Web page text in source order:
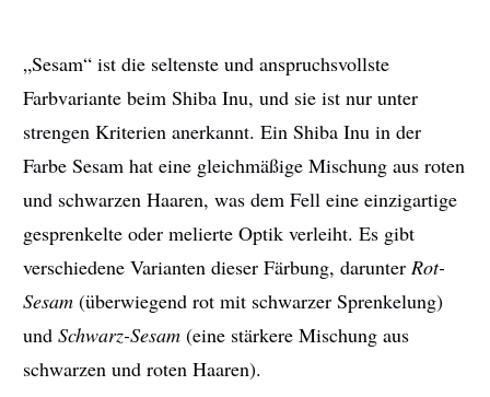
„Sesam“ ist die seltenste und anspruchsvollste
Farbvariante beim Shiba Inu, und sie ist nur unter
strengen Kriterien anerkannt. Ein Shiba Inu in der
Farbe Sesam hat eine gleichmäßige Mischung aus roten
und schwarzen Haaren, was dem Fell eine einzigartige
gesprenkelte oder melierte Optik verleiht. Es gibt
verschiedene Varianten dieser Färbung, darunter Rot-
Sesam (überwiegend rot mit schwarzer Sprenkelung)
und Schwarz-Sesam (eine stärkere Mischung aus
schwarzen und roten Haaren).